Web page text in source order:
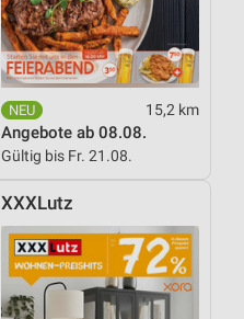
15,2 km
Angebote ab 08.08.
Gültig bis Fr. 21.08.
XXXLutz